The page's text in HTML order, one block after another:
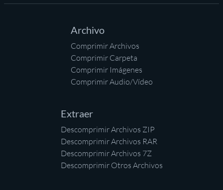
Archivo
Comprimir Archivos
Comprimir Carpeta
Comprimir Imágenes
Comprimir Audio/Vídeo
Extraer
Descomprimir Archivos ZIP
Descomprimir Archivos RAR
Descomprimir Archivos 7Z
Descomprimir Otros Archivos